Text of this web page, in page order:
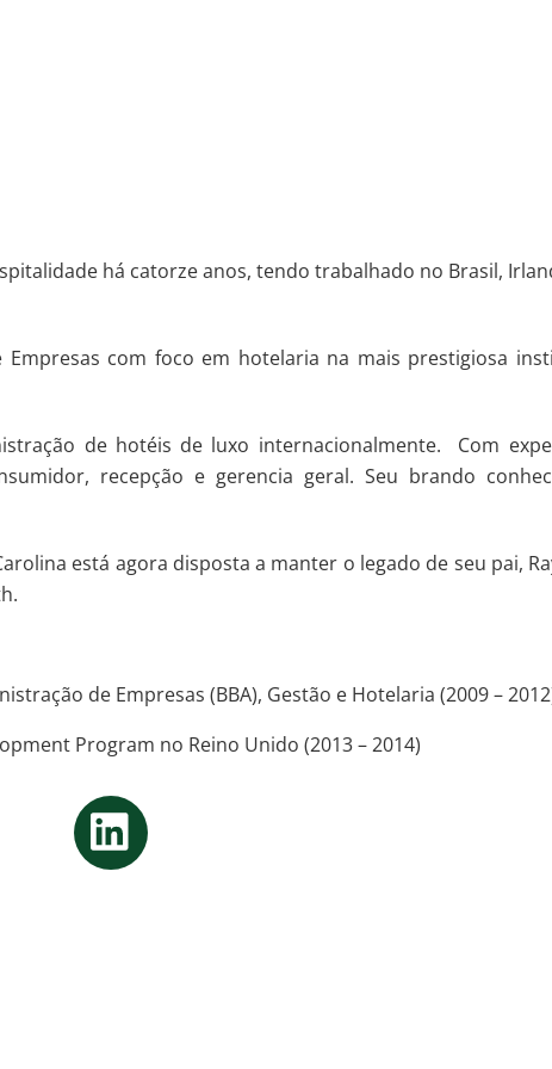
há catorze anos, tendo trabalhado no Brasil,
com foco em hotelaria na mais prestigiosa
de hotéis de luxo internacionalmente. Com
recepção e gerencia geral. Seu brando
está agora disposta a manter o legado de seu pai,
de Empresas (BBA), Gestão e Hotelaria (2009 –
Program no Reino Unido (2013 – 2014)